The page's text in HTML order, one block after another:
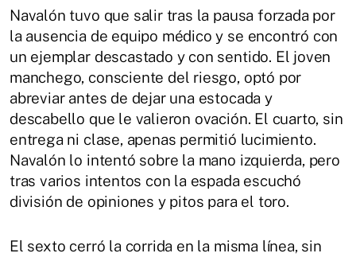
Navalón tuvo que salir tras la pausa forzada por
la ausencia de equipo médico y se encontró con
un ejemplar descastado y con sentido. El joven
manchego, consciente del riesgo, optó por
abreviar antes de dejar una estocada y
descabello que le valieron ovación. El cuarto, sin
entrega ni clase, apenas permitió lucimiento.
Navalón lo intentó sobre la mano izquierda, pero
tras varios intentos con la espada escuchó
división de opiniones y pitos para el toro.
El sexto cerró la corrida en la misma línea, sin